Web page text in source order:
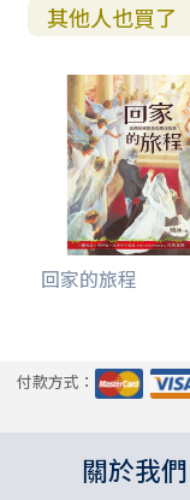
其他人也買了
回家的旅程
付款方式：
關於我們